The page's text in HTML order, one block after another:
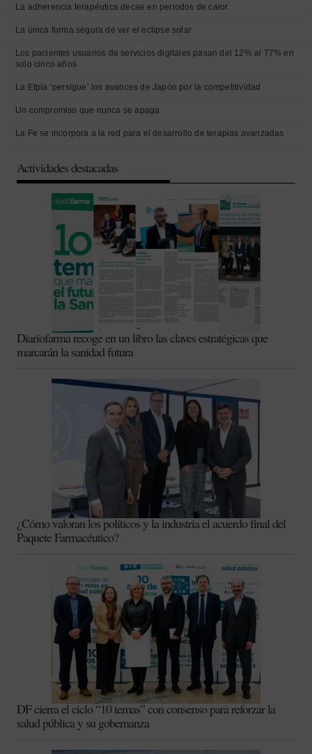
La adherencia terapéutica decae en periodos de calor
La única forma segura de ver el eclipse solar
Los pacientes usuarios de servicios digitales pasan del 12% al 77% en
solo cinco años
La Efpia ‘persigue’ los avances de Japón por la competitividad
Un compromiso que nunca se apaga
La Fe se incorpora a la red para el desarrollo de terapias avanzadas
Actividades destacadas
Diariofarma recoge en un libro las claves estratégicas que
marcarán la sanidad futura
¿Cómo valoran los políticos y la industria el acuerdo final del
Paquete Farmacéutico?
DF cierra el ciclo “10 temas” con consenso para reforzar la
salud pública y su gobernanza